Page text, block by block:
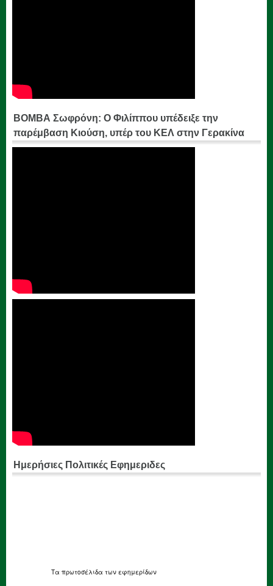
ΒΟΜΒΑ Σωφρόνη: Ο Φιλίππου υπέδειξε την
παρέμβαση Κιούση, υπέρ του ΚΕΛ στην Γερακίνα
Ημερήσιες Πολιτικές Εφημεριδες
Τα πρωτοσέλιδα των εφημερίδων